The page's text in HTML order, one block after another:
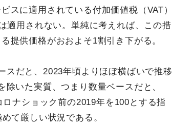
スに適用されている付加価値税（VAT）
適用されない。単純に考えれば、この措
提供価格がおおよそ1割引き下がる。
スだと、2023年頃よりほぼ横ばいで推移
いた実質、つまり数量ベースだと、
ナショック前の2019年を100とする指
て厳しい状況である。